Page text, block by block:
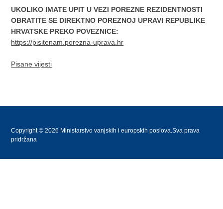
UKOLIKO IMATE UPIT U VEZI POREZNE REZIDENTNOSTI
OBRATITE SE DIREKTNO POREZNOJ UPRAVI REPUBLIKE
HRVATSKE PREKO POVEZNICE:
https://pisitenam.porezna-uprava.hr
Pisane vijesti
Copyright © 2026 Ministarstvo vanjskih i europskih poslova.Sva prava
pridržana